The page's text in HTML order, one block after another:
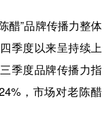
عربى
語 한국어
”品牌传播力整体
季度以来呈持续上
季度品牌传播力指
，市场对老陈醋